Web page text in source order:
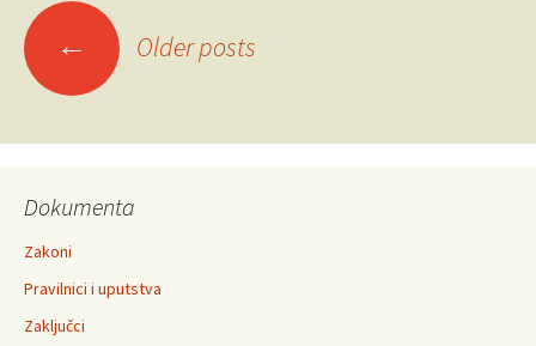
Posts
navigation
← Older posts
Dokumenta
Zakoni
Pravilnici i uputstva
Zaključci